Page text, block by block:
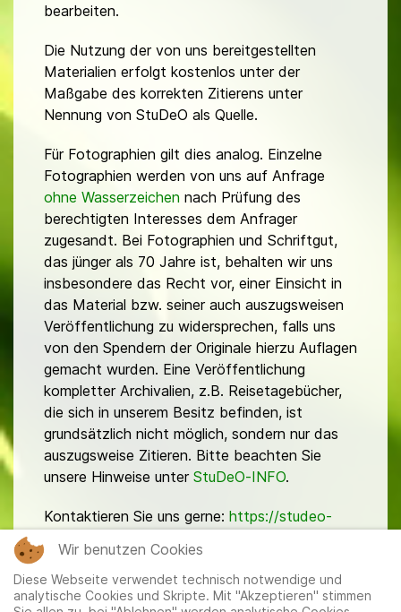
bearbeiten.
Die Nutzung der von uns bereitgestellten
Materialien erfolgt kostenlos unter der
Maßgabe des korrekten Zitierens unter
Nennung von StuDeO als Quelle.
Für Fotographien gilt dies analog. Einzelne
Fotographien werden von uns auf Anfrage
ohne Wasserzeichen nach Prüfung des
berechtigten Interesses dem Anfrager
zugesandt. Bei Fotographien und Schriftgut,
das jünger als 70 Jahre ist, behalten wir uns
insbesondere das Recht vor, einer Einsicht in
das Material bzw. seiner auch auszugsweisen
Veröffentlichung zu widersprechen, falls uns
von den Spendern der Originale hierzu Auflagen
gemacht wurden. Eine Veröffentlichung
kompletter Archivalien, z.B. Reisetagebücher,
die sich in unserem Besitz befinden, ist
grundsätzlich nicht möglich, sondern nur das
auszugsweise Zitieren. Bitte beachten Sie
unsere Hinweise unter StuDeO-INFO.
Kontaktieren Sie uns gerne: https://studeo-
Wir benutzen Cookies
Diese Webseite verwendet technisch notwendige und
analytische Cookies und Skripte. Mit "Akzeptieren" stimmen